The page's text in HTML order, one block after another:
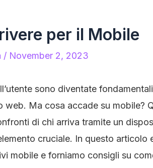
per il Mobile
/ November 2, 2023
sono diventate
web. Ma cosa accade su mobile?
di chi arriva tramite un
cruciale. In questo articolo
mobile e forniamo consigli su